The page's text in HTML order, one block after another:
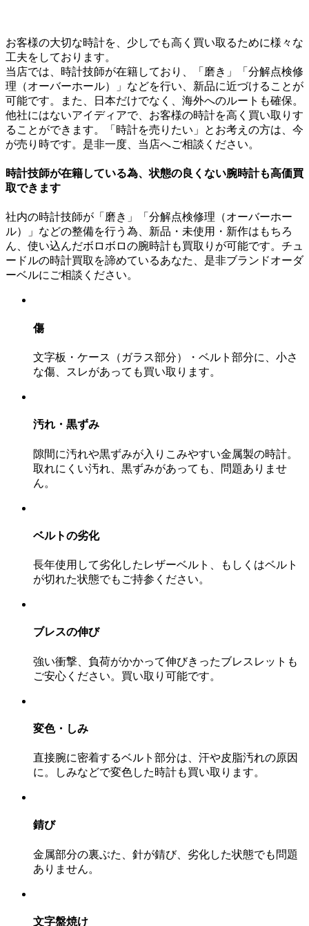
お客様の大切な時計を、少しでも高く買い取るために様々な
工夫をしております。
当店では、時計技師が在籍しており、「磨き」「分解点検修
理（オーバーホール）」などを行い、新品に近づけることが
可能です。また、日本だけでなく、海外へのルートも確保。
他社にはないアイディアで、お客様の時計を高く買い取りす
ることができます。「時計を売りたい」とお考えの方は、今
が売り時です。是非一度、当店へご相談ください。
時計技師が在籍している為、状態の良くない腕時計も高価買
取できます
社内の時計技師が「磨き」「分解点検修理（オーバーホー
ル）」などの整備を行う為、新品・未使用・新作はもちろ
ん、使い込んだボロボロの腕時計も買取りが可能です。チュ
ードルの時計買取を諦めているあなた、是非ブランドオーダ
ーベルにご相談ください。
傷
文字板・ケース（ガラス部分）・ベルト部分に、小さ
な傷、スレがあっても買い取ります。
汚れ・黒ずみ
隙間に汚れや黒ずみが入りこみやすい金属製の時計。
取れにくい汚れ、黒ずみがあっても、問題ありませ
ん。
ベルトの劣化
長年使用して劣化したレザーベルト、もしくはベルト
が切れた状態でもご持参ください。
ブレスの伸び
強い衝撃、負荷がかかって伸びきったブレスレットも
ご安心ください。買い取り可能です。
変色・しみ
直接腕に密着するベルト部分は、汗や皮脂汚れの原因
に。しみなどで変色した時計も買い取ります。
錆び
金属部分の裏ぶた、針が錆び、劣化した状態でも問題
ありません。
文字盤焼け